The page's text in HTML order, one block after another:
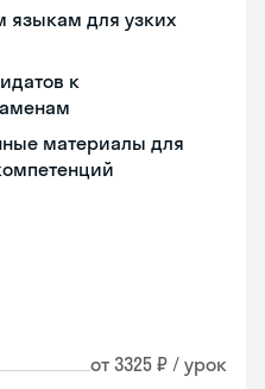
языкам для узких
к
материалы для
от 3325 ₽ / урок